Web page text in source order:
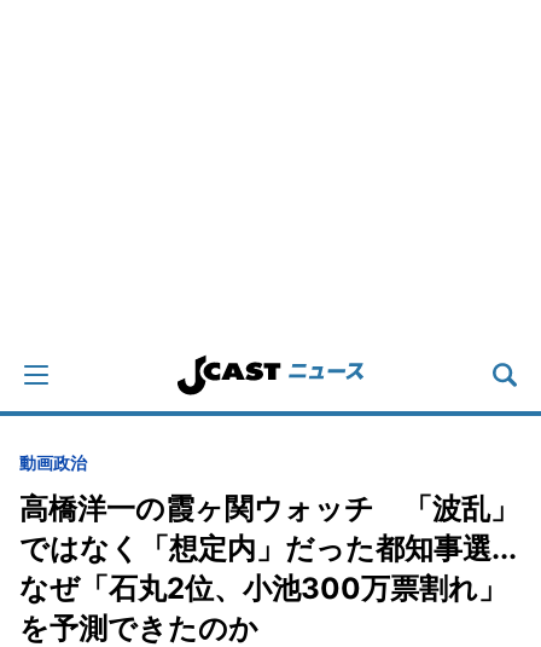
動画政治
高橋洋一の霞ヶ関ウォッチ 「波乱」
ではなく「想定内」だった都知事選...
なぜ「石丸2位、小池300万票割れ」
を予測できたのか